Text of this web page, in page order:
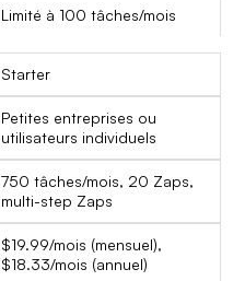
Limité à 100 tâches/mois
Starter
Petites entreprises ou
utilisateurs individuels
750 tâches/mois, 20 Zaps,
multi-step Zaps
$19.99/mois (mensuel),
$18.33/mois (annuel)